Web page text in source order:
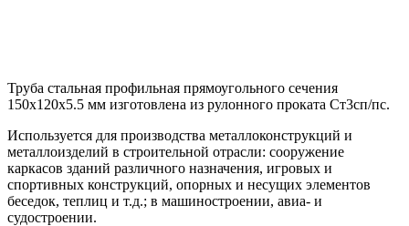
Труба стальная профильная прямоугольного сечения
150х120х5.5 мм изготовлена из рулонного проката Ст3сп/пс.
Используется для производства металлоконструкций и
металлоизделий в строительной отрасли: сооружение
каркасов зданий различного назначения, игровых и
спортивных конструкций, опорных и несущих элементов
беседок, теплиц и т.д.; в машиностроении, авиа- и
судостроении.